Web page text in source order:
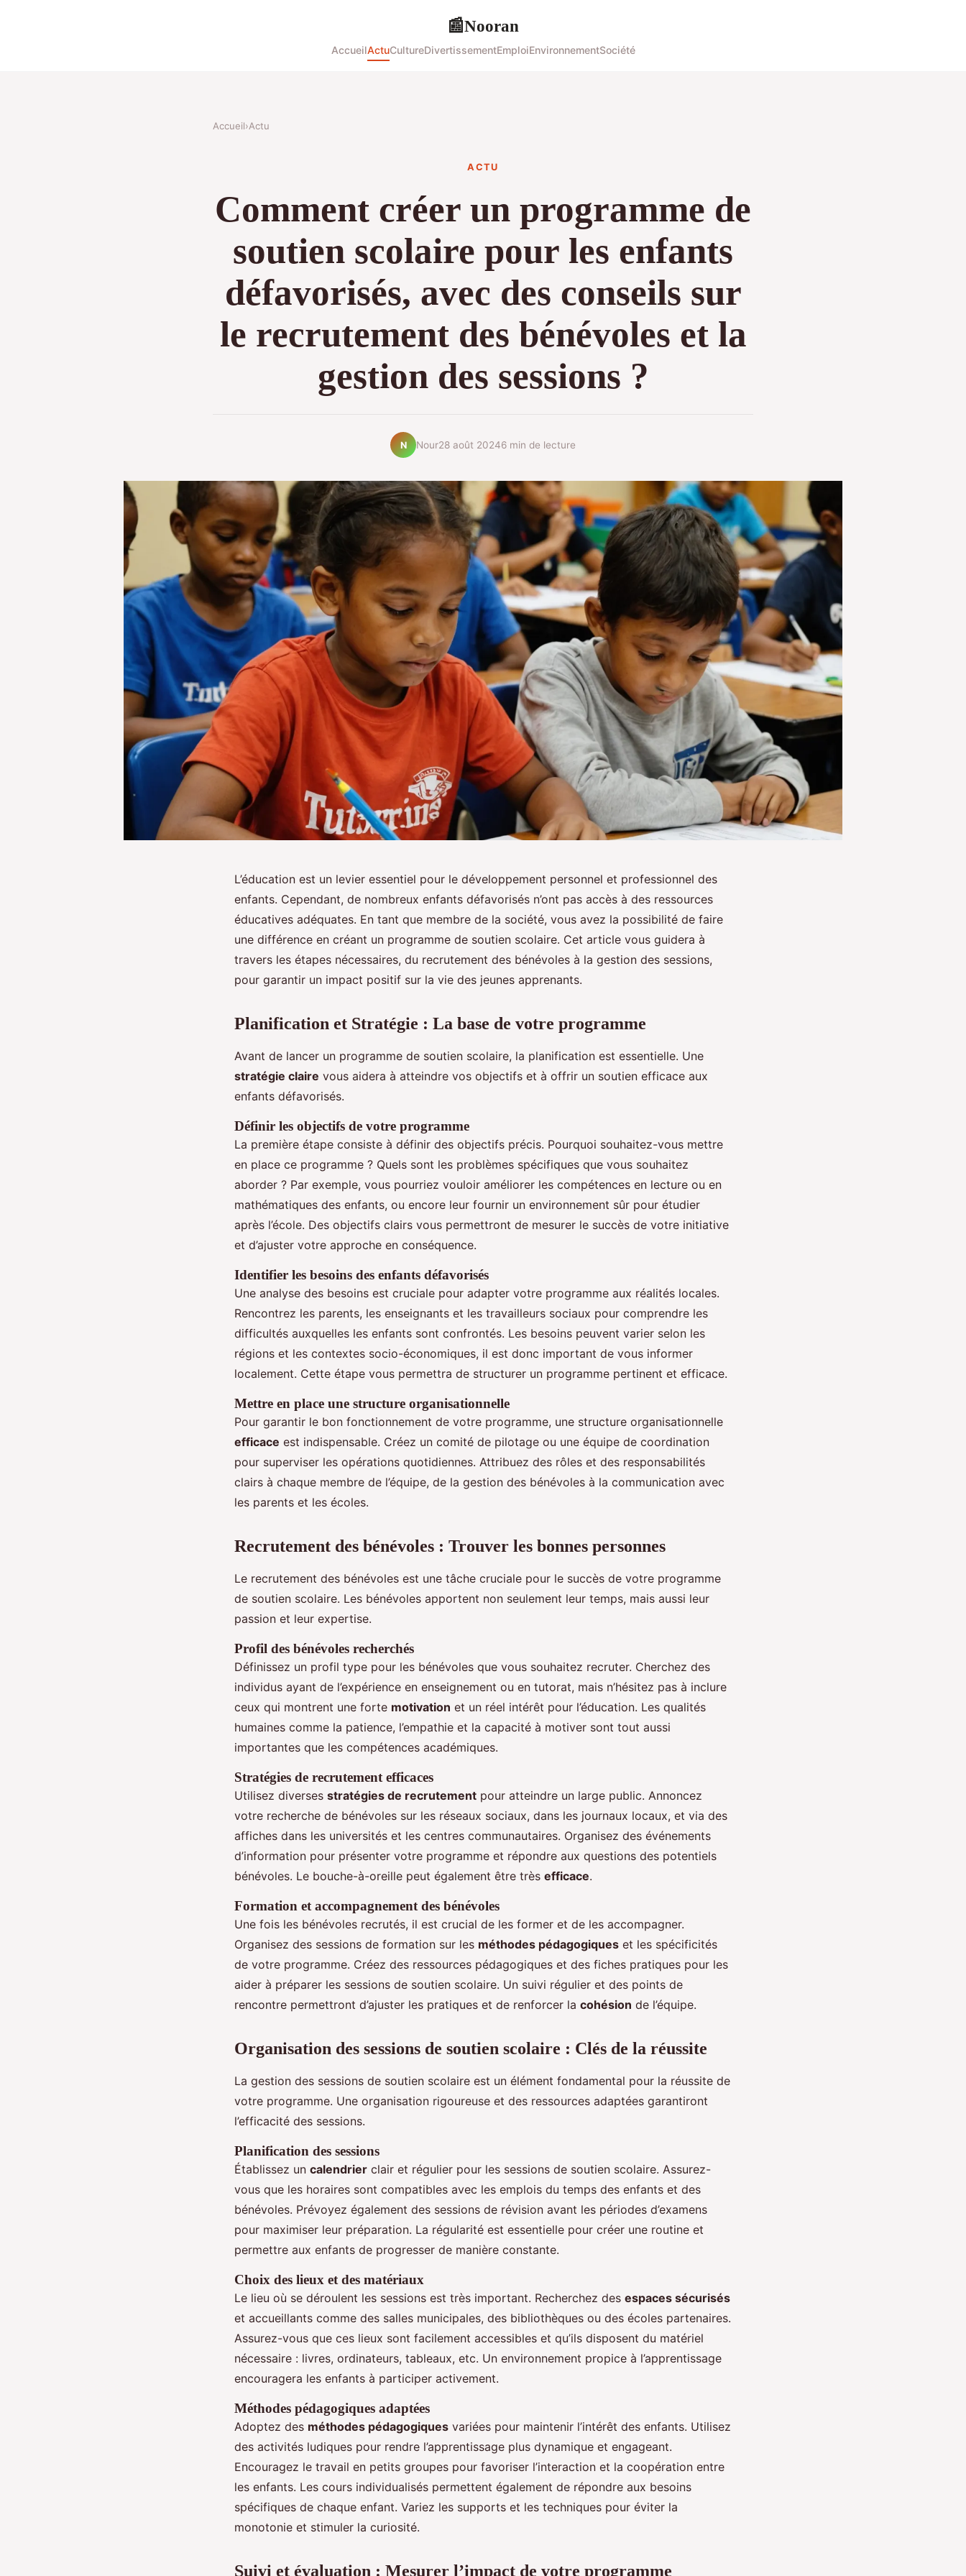
📰Nooran
AccueilActuCultureDivertissementEmploiEnvironnementSociété
Accueil›Actu
ACTU
Comment créer un programme de
soutien scolaire pour les enfants
défavorisés, avec des conseils sur
le recrutement des bénévoles et la
gestion des sessions ?
N Nour28 août 20246 min de lecture
L’éducation est un levier essentiel pour le développement personnel et professionnel des
enfants. Cependant, de nombreux enfants défavorisés n’ont pas accès à des ressources
éducatives adéquates. En tant que membre de la société, vous avez la possibilité de faire
une différence en créant un programme de soutien scolaire. Cet article vous guidera à
travers les étapes nécessaires, du recrutement des bénévoles à la gestion des sessions,
pour garantir un impact positif sur la vie des jeunes apprenants.
Planification et Stratégie : La base de votre programme
Avant de lancer un programme de soutien scolaire, la planification est essentielle. Une
stratégie claire vous aidera à atteindre vos objectifs et à offrir un soutien efficace aux
enfants défavorisés.
Définir les objectifs de votre programme
La première étape consiste à définir des objectifs précis. Pourquoi souhaitez-vous mettre
en place ce programme ? Quels sont les problèmes spécifiques que vous souhaitez
aborder ? Par exemple, vous pourriez vouloir améliorer les compétences en lecture ou en
mathématiques des enfants, ou encore leur fournir un environnement sûr pour étudier
après l’école. Des objectifs clairs vous permettront de mesurer le succès de votre initiative
et d’ajuster votre approche en conséquence.
Identifier les besoins des enfants défavorisés
Une analyse des besoins est cruciale pour adapter votre programme aux réalités locales.
Rencontrez les parents, les enseignants et les travailleurs sociaux pour comprendre les
difficultés auxquelles les enfants sont confrontés. Les besoins peuvent varier selon les
régions et les contextes socio-économiques, il est donc important de vous informer
localement. Cette étape vous permettra de structurer un programme pertinent et efficace.
Mettre en place une structure organisationnelle
Pour garantir le bon fonctionnement de votre programme, une structure organisationnelle
efficace est indispensable. Créez un comité de pilotage ou une équipe de coordination
pour superviser les opérations quotidiennes. Attribuez des rôles et des responsabilités
clairs à chaque membre de l’équipe, de la gestion des bénévoles à la communication avec
les parents et les écoles.
Recrutement des bénévoles : Trouver les bonnes personnes
Le recrutement des bénévoles est une tâche cruciale pour le succès de votre programme
de soutien scolaire. Les bénévoles apportent non seulement leur temps, mais aussi leur
passion et leur expertise.
Profil des bénévoles recherchés
Définissez un profil type pour les bénévoles que vous souhaitez recruter. Cherchez des
individus ayant de l’expérience en enseignement ou en tutorat, mais n’hésitez pas à inclure
ceux qui montrent une forte motivation et un réel intérêt pour l’éducation. Les qualités
humaines comme la patience, l’empathie et la capacité à motiver sont tout aussi
importantes que les compétences académiques.
Stratégies de recrutement efficaces
Utilisez diverses stratégies de recrutement pour atteindre un large public. Annoncez
votre recherche de bénévoles sur les réseaux sociaux, dans les journaux locaux, et via des
affiches dans les universités et les centres communautaires. Organisez des événements
d’information pour présenter votre programme et répondre aux questions des potentiels
bénévoles. Le bouche-à-oreille peut également être très efficace.
Formation et accompagnement des bénévoles
Une fois les bénévoles recrutés, il est crucial de les former et de les accompagner.
Organisez des sessions de formation sur les méthodes pédagogiques et les spécificités
de votre programme. Créez des ressources pédagogiques et des fiches pratiques pour les
aider à préparer les sessions de soutien scolaire. Un suivi régulier et des points de
rencontre permettront d’ajuster les pratiques et de renforcer la cohésion de l’équipe.
Organisation des sessions de soutien scolaire : Clés de la réussite
La gestion des sessions de soutien scolaire est un élément fondamental pour la réussite de
votre programme. Une organisation rigoureuse et des ressources adaptées garantiront
l’efficacité des sessions.
Planification des sessions
Établissez un calendrier clair et régulier pour les sessions de soutien scolaire. Assurez-
vous que les horaires sont compatibles avec les emplois du temps des enfants et des
bénévoles. Prévoyez également des sessions de révision avant les périodes d’examens
pour maximiser leur préparation. La régularité est essentielle pour créer une routine et
permettre aux enfants de progresser de manière constante.
Choix des lieux et des matériaux
Le lieu où se déroulent les sessions est très important. Recherchez des espaces sécurisés
et accueillants comme des salles municipales, des bibliothèques ou des écoles partenaires.
Assurez-vous que ces lieux sont facilement accessibles et qu’ils disposent du matériel
nécessaire : livres, ordinateurs, tableaux, etc. Un environnement propice à l’apprentissage
encouragera les enfants à participer activement.
Méthodes pédagogiques adaptées
Adoptez des méthodes pédagogiques variées pour maintenir l’intérêt des enfants. Utilisez
des activités ludiques pour rendre l’apprentissage plus dynamique et engageant.
Encouragez le travail en petits groupes pour favoriser l’interaction et la coopération entre
les enfants. Les cours individualisés permettent également de répondre aux besoins
spécifiques de chaque enfant. Variez les supports et les techniques pour éviter la
monotonie et stimuler la curiosité.
Suivi et évaluation : Mesurer l’impact de votre programme